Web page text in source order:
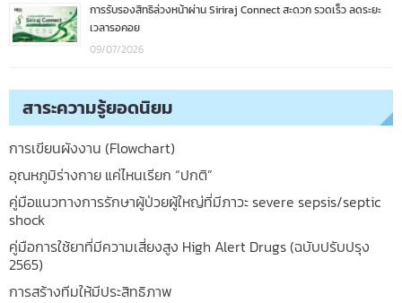
การรับรองสิทธิล่วงหน้าผ่าน Siriraj Connect สะดวก รวดเร็ว ลดระยะ
เวลารอคอย
09/07/2026
สาระความรู้ยอดนิยม
การเขียนผังงาน (Flowchart)
อุณหภูมิร่างกาย แค่ไหนเรียก “ปกติ”
คู่มือแนวทางการรักษาผู้ป่วยผู้ใหญ่ที่มีภาวะ severe sepsis/septic
shock
คู่มือการใช้ยาที่มีความเสี่ยงสูง High Alert Drugs (ฉบับปรับปรุง
2565)
การสร้างทีมให้มีประสิทธิภาพ